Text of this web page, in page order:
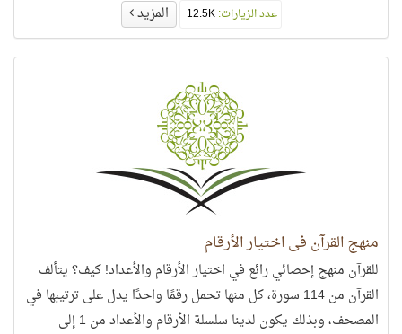
عدد الزيارات:12.5K المزيد
منهج القرآن في اختيار الأرقام
للقرآن منهج إحصائي رائع في اختيار الأرقام والأعداد! كيف؟ يتألف
القرآن من 114 سورة، كل منها تحمل رقمًا واحدًا يدل على ترتيبها في
المصحف، وبذلك يكون لدينا سلسلة الأرقام والأعداد من 1 إلى